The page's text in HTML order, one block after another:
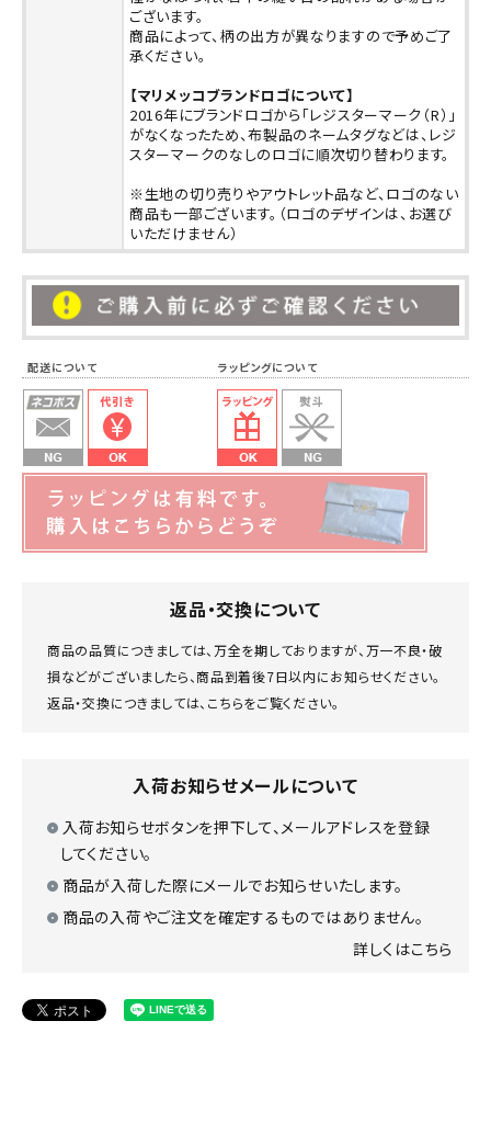
ございます。
商品によって、柄の出方が異なりますので予めご了
承ください。
【マリメッコブランドロゴについて】
2016年にブランドロゴから「レジスターマーク（R）」
がなくなったため、布製品のネームタグなどは、レジ
スターマークのなしのロゴに順次切り替わります。
※生地の切り売りやアウトレット品など、ロゴのない
商品も一部ございます。（ロゴのデザインは、お選び
いただけません）
配送について ラッピングについて
返品・交換について
商品の品質につきましては、万全を期しておりますが、万一不良・破
損などがございましたら、商品到着後7日以内にお知らせください。
返品・交換につきましては、 こちらをご覧ください。
入荷お知らせメールについて
入荷お知らせボタンを押下して、メールアドレスを登録
してください。
商品が入荷した際にメールでお知らせいたします。
商品の入荷やご注文を確定するものではありません。
詳しくはこちら